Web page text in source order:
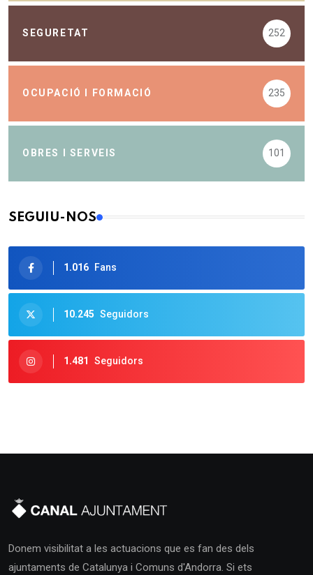
SEGURETAT 252
OCUPACIÓ I FORMACIÓ 235
OBRES I SERVEIS 101
SEGUIU-NOS
1.016 Fans
10.245 Seguidors
1.481 Seguidors
Donem visibilitat a les actuacions que es fan des dels
ajuntaments de Catalunya i Comuns d'Andorra. Si ets